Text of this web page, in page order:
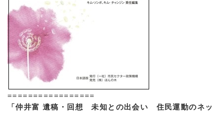
=================
「仲井富 遺稿・回想 未知との出会い 住民運動のネッ